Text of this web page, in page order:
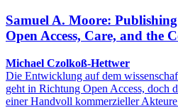
Samuel A. Moore:
Open Access, Care, and the
Michael Czolkoß-Hettwer
Die Entwicklung auf dem
geht in Richtung Open Access, doch
einer Handvoll kommerzieller